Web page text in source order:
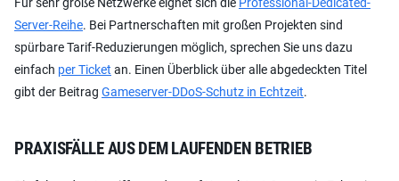
Server-Reihe. Bei Partnerschaften mit großen Projekten sind
spürbare Tarif-Reduzierungen möglich, sprechen Sie uns dazu
einfach per Ticket an. Einen Überblick über alle abgedeckten Titel
gibt der Beitrag Gameserver-DDoS-Schutz in Echtzeit.
PRAXISFÄLLE AUS DEM LAUFENDEN BETRIEB